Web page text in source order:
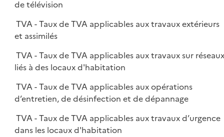
de télévision
TVA - Taux de TVA applicables aux travaux extérieurs
et assimilés
TVA - Taux de TVA applicables aux travaux sur
liés à des locaux d'habitation
TVA - Taux de TVA applicables aux opérations
d’entretien, de désinfection et de dépannage
TVA - Taux de TVA applicables aux travaux d’urgence
dans les locaux d'habitation